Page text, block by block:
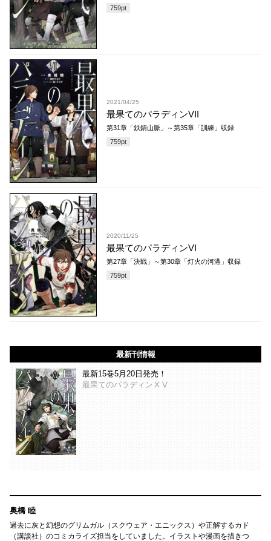
759pt
2021/04/25
最果てのパラディンVII
第31章「鉄錆山脈」～第35章「訓練」収録
759pt
2020/11/25
最果てのパラディンVI
第27章「決戦」～第30章「灯火の河港」収録
759pt
最新刊情報
最新15巻5月20日発売！
最果てのパラディンⅩⅤ
奥橋 睦
過去に灰と幻想のグリムガル（スクウェア・エニックス）や正解するカド
（講談社）のコミカライズ担当をしていました。イラストや漫画を描きつ